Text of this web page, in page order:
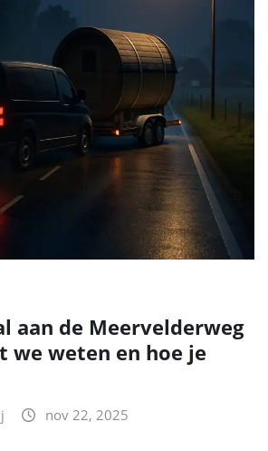
aan de Meervelderweg
we weten en hoe je
nov 22, 2025